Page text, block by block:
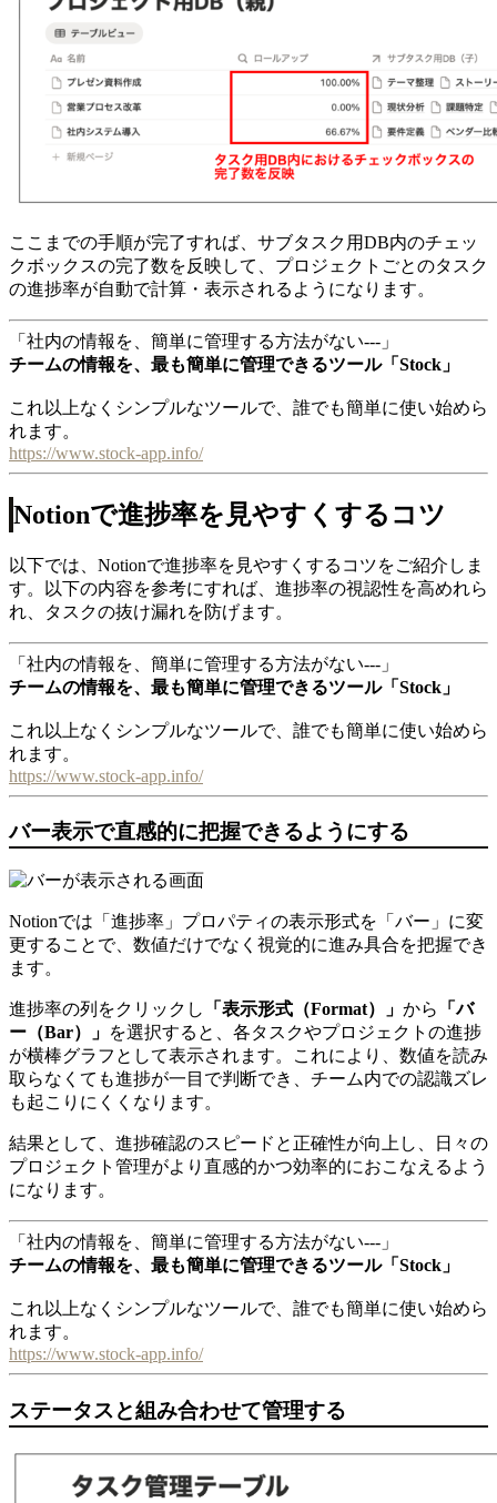
ここまでの手順が完了すれば、サブタスク用DB内のチェッ
クボックスの完了数を反映して、プロジェクトごとのタスク
の進捗率が自動で計算・表示されるようになります。
「社内の情報を、簡単に管理する方法がない---」
チームの情報を、最も簡単に管理できるツール「Stock」
これ以上なくシンプルなツールで、誰でも簡単に使い始めら
れます。
https://www.stock-app.info/
Notionで進捗率を見やすくするコツ
以下では、Notionで進捗率を見やすくするコツをご紹介しま
す。以下の内容を参考にすれば、進捗率の視認性を高めれら
れ、タスクの抜け漏れを防げます。
「社内の情報を、簡単に管理する方法がない---」
チームの情報を、最も簡単に管理できるツール「Stock」
これ以上なくシンプルなツールで、誰でも簡単に使い始めら
れます。
https://www.stock-app.info/
バー表示で直感的に把握できるようにする
Notionでは「進捗率」プロパティの表示形式を「バー」に変
更することで、数値だけでなく視覚的に進み具合を把握でき
ます。
進捗率の列をクリックし 「表示形式（Format）」 から
「バ
ー（Bar）」 を選択すると、各タスクやプロジェクトの進捗
が横棒グラフとして表示されます。これにより、数値を読み
取らなくても進捗が一目で判断でき、チーム内での認識ズレ
も起こりにくくなります。
結果として、進捗確認のスピードと正確性が向上し、日々の
プロジェクト管理がより直感的かつ効率的におこなえるよう
になります。
「社内の情報を、簡単に管理する方法がない---」
チームの情報を、最も簡単に管理できるツール「Stock」
これ以上なくシンプルなツールで、誰でも簡単に使い始めら
れます。
https://www.stock-app.info/
ステータスと組み合わせて管理する